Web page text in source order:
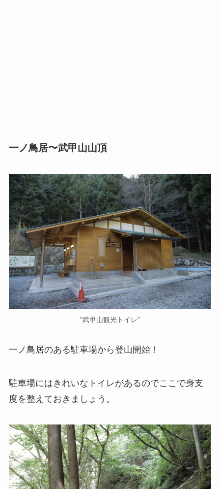
一ノ鳥居〜武甲山山頂
”武甲山観光トイレ”
一ノ鳥居のある駐車場から登山開始！
駐車場にはきれいなトイレがあるのでここで身支
度を整えておきましょう。